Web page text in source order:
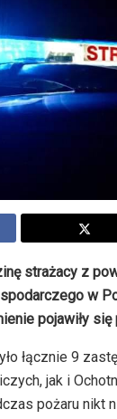
strażacy z
w
pojawiły
łącznie 9
jak i
pożaru nikt